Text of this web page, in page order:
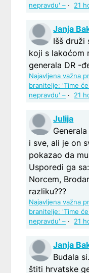
nepravdu' – · 21
Janja
Išš druži
koji s lakoćom
generala DR -
Najavljena važna
branitelje: 'Time
nepravdu' – · 21
Julija
i sve, ali je on
pokazao da
Usporedi ga
Norcem,
razliku???
Najavljena važna
branitelje: 'Time
nepravdu' – · 21
Janja
Budala
štiti hrvatske